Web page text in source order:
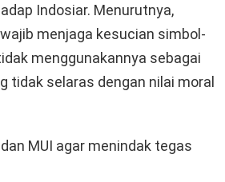
Indosiar. Menurutnya,
menjaga kesucian simbol-
menggunakannya sebagai
tidak selaras dengan nilai moral
MUI agar menindak tegas